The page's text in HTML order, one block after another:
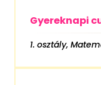
Gyereknapi
1. osztály,